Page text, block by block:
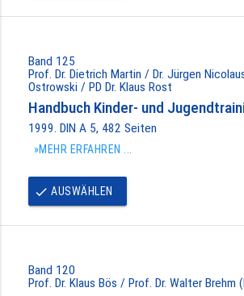
Band 125
Prof. Dr. Dietrich Martin / Dr. Jürgen
Ostrowski / PD Dr. Klaus Rost
Handbuch Kinder- und
1999. DIN A 5, 482 Seiten
»MEHR ERFAHREN ...
done AUSWÄHLEN
Band 120
Prof. Dr. Klaus Bös / Prof. Dr. Walter Brehm